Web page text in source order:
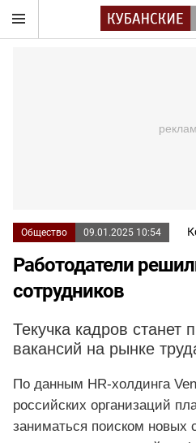
Общество 09.01.2025 10:54
Работодатели
сотрудников
Текучка кадров станет
вакансий на рынке
По данным HR-холдинга
российских организаций
заниматьcя поиском новых